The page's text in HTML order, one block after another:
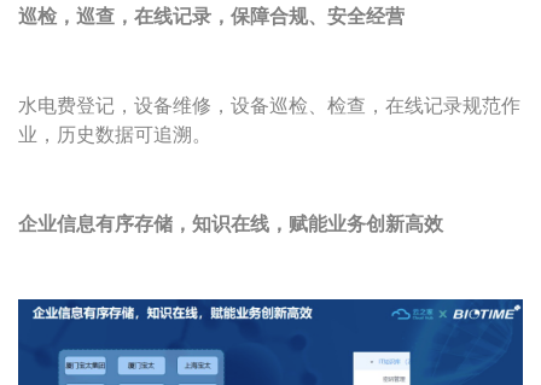
巡检，巡查，在线记录，保障合规、安全经营
水电费登记，设备维修，设备巡检、检查，在线记录规范作
业，历史数据可追溯。
企业信息有序存储，知识在线，赋能业务创新高效